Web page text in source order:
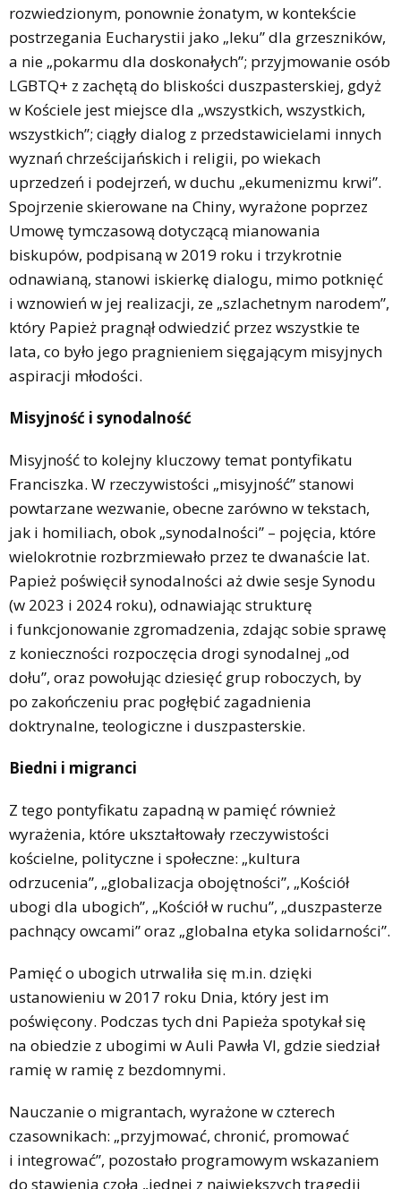
rozwiedzionym, ponownie żonatym, w kontekście
postrzegania Eucharystii jako „leku” dla grzeszników,
a nie „pokarmu dla doskonałych”; przyjmowanie osób
LGBTQ+ z zachętą do bliskości duszpasterskiej, gdyż
w Kościele jest miejsce dla „wszystkich, wszystkich,
wszystkich”; ciągły dialog z przedstawicielami innych
wyznań chrześcijańskich i religii, po wiekach
uprzedzeń i podejrzeń, w duchu „ekumenizmu krwi”.
Spojrzenie skierowane na Chiny, wyrażone poprzez
Umowę tymczasową dotyczącą mianowania
biskupów, podpisaną w 2019 roku i trzykrotnie
odnawianą, stanowi iskierkę dialogu, mimo potknięć
i wznowień w jej realizacji, ze „szlachetnym narodem”,
który Papież pragnął odwiedzić przez wszystkie te
lata, co było jego pragnieniem sięgającym misyjnych
aspiracji młodości.
Misyjność i synodalność
Misyjność to kolejny kluczowy temat pontyfikatu
Franciszka. W rzeczywistości „misyjność” stanowi
powtarzane wezwanie, obecne zarówno w tekstach,
jak i homiliach, obok „synodalności” – pojęcia, które
wielokrotnie rozbrzmiewało przez te dwanaście lat.
Papież poświęcił synodalności aż dwie sesje Synodu
(w 2023 i 2024 roku), odnawiając strukturę
i funkcjonowanie zgromadzenia, zdając sobie sprawę
z konieczności rozpoczęcia drogi synodalnej „od
dołu”, oraz powołując dziesięć grup roboczych, by
po zakończeniu prac pogłębić zagadnienia
doktrynalne, teologiczne i duszpasterskie.
Biedni i migranci
Z tego pontyfikatu zapadną w pamięć również
wyrażenia, które ukształtowały rzeczywistości
kościelne, polityczne i społeczne: „kultura
odrzucenia”, „globalizacja obojętności”, „Kościół
ubogi dla ubogich”, „Kościół w ruchu”, „duszpasterze
pachnący owcami” oraz „globalna etyka solidarności”.
Pamięć o ubogich utrwaliła się m.in. dzięki
ustanowieniu w 2017 roku Dnia, który jest im
poświęcony. Podczas tych dni Papieża spotykał się
na obiedzie z ubogimi w Auli Pawła VI, gdzie siedział
ramię w ramię z bezdomnymi.
Nauczanie o migrantach, wyrażone w czterech
czasownikach: „przyjmować, chronić, promować
i integrować”, pozostało programowym wskazaniem
do stawienia czoła „jednej z największych tragedii